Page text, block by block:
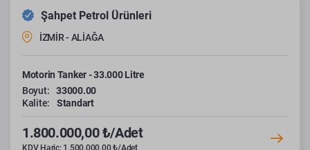
Şahpet Petrol Ürünleri
İZMİR - ALİAĞA
Motorin Tanker - 33.000 Litre
Boyut:
33000.00
Kalite:
Standart
1.800.000,00 ₺/Adet
KDV Hariç: 1.500.000,00 ₺/Adet